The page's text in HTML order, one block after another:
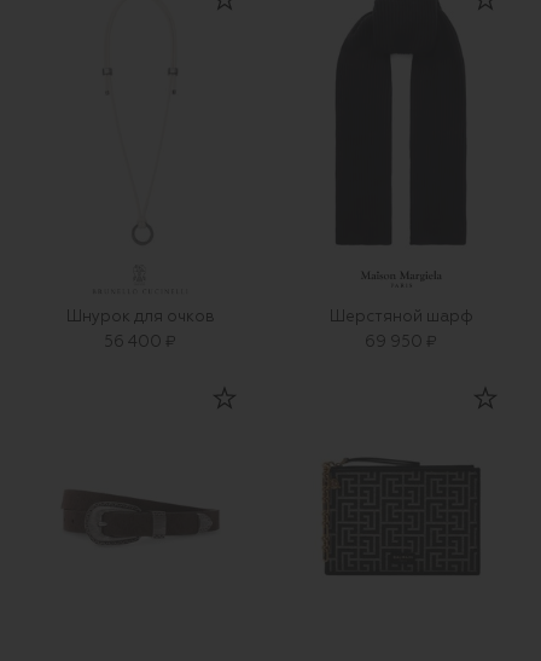
Шнурок для очков
56 400 ₽
Шерстяной шарф
69 950 ₽